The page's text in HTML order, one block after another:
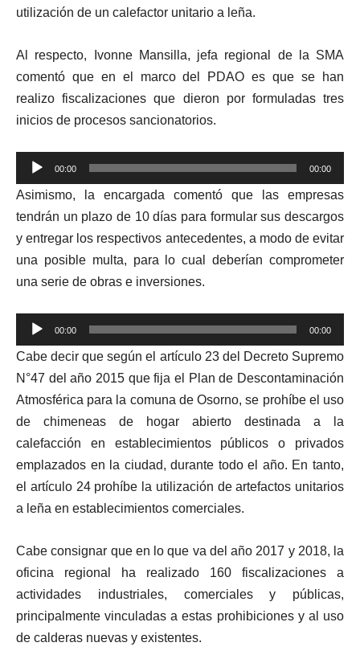
utilización de un calefactor unitario a leña.
Al respecto, Ivonne Mansilla, jefa regional de la SMA
comentó que en el marco del PDAO es que se han
realizo fiscalizaciones que dieron por formuladas tres
inicios de procesos sancionatorios.
Reproductor
de
audio
00:00 00:00
Asimismo, la encargada comentó que las empresas
tendrán un plazo de 10 días para formular sus descargos
y entregar los respectivos antecedentes, a modo de evitar
una posible multa, para lo cual deberían comprometer
una serie de obras e inversiones.
Reproductor
de
audio
00:00 00:00
Cabe decir que según el artículo 23 del Decreto Supremo
N°47 del año 2015 que fija el Plan de Descontaminación
Atmosférica para la comuna de Osorno, se prohíbe el uso
de chimeneas de hogar abierto destinada a la
calefacción en establecimientos públicos o privados
emplazados en la ciudad, durante todo el año. En tanto,
el artículo 24 prohíbe la utilización de artefactos unitarios
a leña en establecimientos comerciales.
Cabe consignar que en lo que va del año 2017 y 2018, la
oficina regional ha realizado 160 fiscalizaciones a
actividades industriales, comerciales y públicas,
principalmente vinculadas a estas prohibiciones y al uso
de calderas nuevas y existentes.